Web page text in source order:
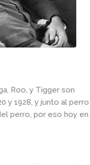
Roo, y Tigger son
y 1928, y junto al perro
perro, por eso hoy en